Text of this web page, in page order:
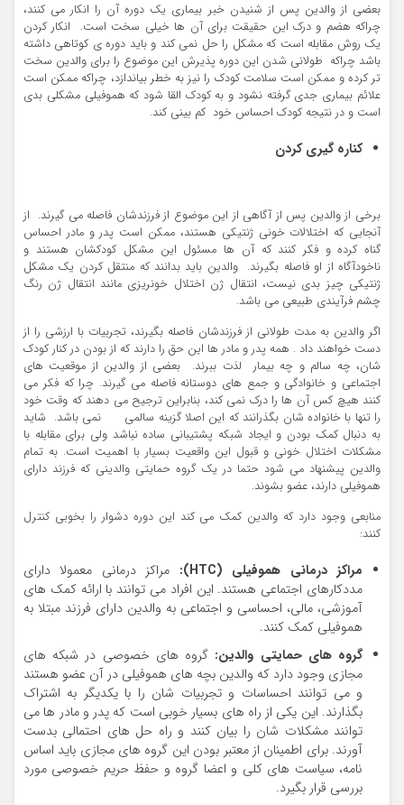
بعضی از والدین پس از شنیدن خبر بیماری یک دوره آن را انکار می کنند،
چراکه هضم و درک این حقیقت برای آن ها خیلی سخت است. انکار کردن
یک روش مقابله است که مشکل را حل نمی کند و باید دوره ی کوتاهی داشته
باشد چراکه طولانی شدن این دوره پذیرش این موضوع را برای والدین سخت
تر کرده و ممکن است سلامت کودک را نیز به خطر بیاندازد، چراکه ممکن است
علائم بیماری جدی گرفته نشود و به کودک القا شود که هموفیلی مشکلی بدی
است و در نتیجه کودک احساس خود کم بینی کند.
کناره گیری کردن
برخی از والدین پس از آگاهی از این موضوع از فرزندشان فاصله می گیرند. از
آنجایی که اختلالات خونی ژنتیکی هستند، ممکن است پدر و مادر احساس
گناه کرده و فکر کنند که آن ها مسئول این مشکل کودکشان هستند و
ناخودآگاه از او فاصله بگیرند. والدین باید بدانند که منتقل کردن یک مشکل
ژنتیکی چیز بدی نیست، انتقال ژن اختلال خونریزی مانند انتقال ژن رنگ
چشم فرآیندی طبیعی می باشد.
اگر والدین به مدت طولانی از فرزندشان فاصله بگیرند، تجربیات با ارزشی را از
دست خواهند داد . همه پدر و مادر ها این حق را دارند که از بودن در کنار کودک
شان، چه سالم و چه بیمار لذت ببرند. بعضی از والدین از موقعیت های
اجتماعی و خانوادگی و جمع های دوستانه فاصله می گیرند. چرا که فکر می
کنند هیچ کس آن ها را درک نمی کند، بنابراین ترجیح می دهند که وقت خود
را تنها با خانواده شان بگذرانند که این اصلا گزینه سالمی نمی باشد. شاید
به دنبال کمک بودن و ایجاد شبکه پشتیبانی ساده نباشد ولی برای مقابله با
مشکلات اختلال خونی و قبول این واقعیت بسیار با اهمیت است. به تمام
والدین پیشنهاد می شود حتما در یک گروه حمایتی والدینی که فرزند دارای
هموفیلی دارند، عضو بشوند.
منابعی وجود دارد که والدین کمک می کند این دوره دشوار را بخوبی کنترل
کنند:
مراکز درمانی هموفیلی (HTC
): مراکز درمانی معمولا دارای
مددکارهای اجتماعی هستند. این افراد می توانند با ارائه کمک های
آموزشی، مالی، احساسی و اجتماعی به والدین دارای فرزند مبتلا به
هموفیلی کمک کنند.
گروه های حمایتی والدین: گروه های خصوصی در شبکه های
مجازی وجود دارد که والدین بچه های هموفیلی در آن عضو هستند
و می توانند احساسات و تجربیات شان را با یکدیگر به اشتراک
بگذارند. این یکی از راه های بسیار خوبی است که پدر و مادر ها می
توانند مشکلات شان را بیان کنند و راه حل های احتمالی بدست
آورند. برای اطمینان از معتبر بودن این گروه های مجازی باید اساس
نامه، سیاست های کلی و اعضا گروه و حفظ حریم خصوصی مورد
بررسی قرار بگیرد.